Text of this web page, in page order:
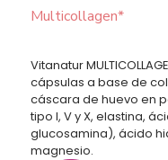
Multicollagen*
Vitanatur
cápsulas a base de
cáscara de huevo en
tipo I, V y X, elastina,
glucosamina), ácido
magnesio.